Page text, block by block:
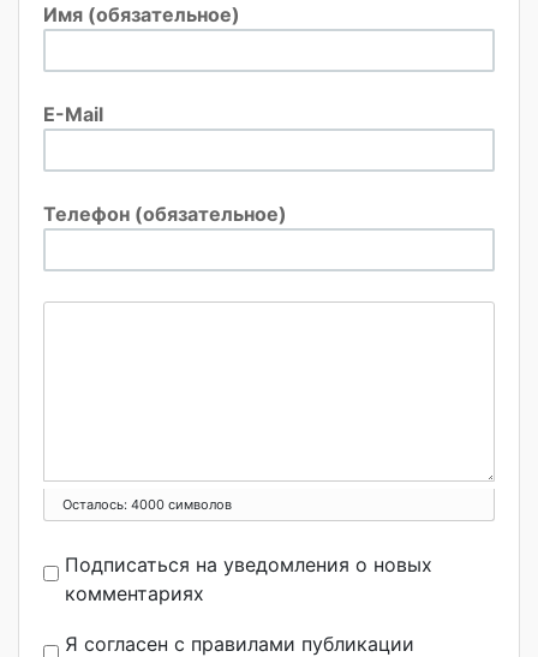
Имя (обязательное)
E-Mail
Телефон (обязательное)
Осталось: 4000 символов
Подписаться на уведомления о новых
комментариях
Я согласен с правилами публикации